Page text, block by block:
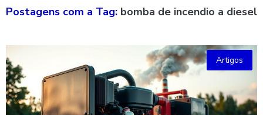
Postagens com a Tag: bomba de incendio a diesel
Artigos